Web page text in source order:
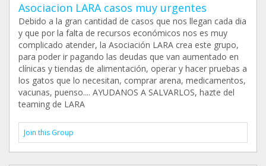
Asociacion LARA casos muy urgentes
Debido a la gran cantidad de casos que nos llegan cada dia
y que por la falta de recursos económicos nos es muy
complicado atender, la Asociación LARA crea este grupo,
para poder ir pagando las deudas que van aumentado en
clínicas y tiendas de alimentación, operar y hacer pruebas a
los gatos que lo necesitan, comprar arena, medicamentos,
vacunas, puenso.... AYUDANOS A SALVARLOS, hazte del
teaming de LARA
Join this Group